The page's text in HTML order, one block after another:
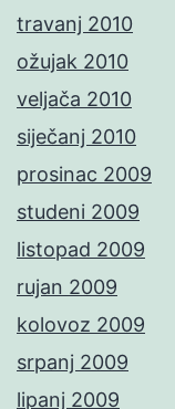
travanj 2010
ožujak 2010
veljača 2010
siječanj 2010
prosinac 2009
studeni 2009
listopad 2009
rujan 2009
kolovoz 2009
srpanj 2009
lipanj 2009